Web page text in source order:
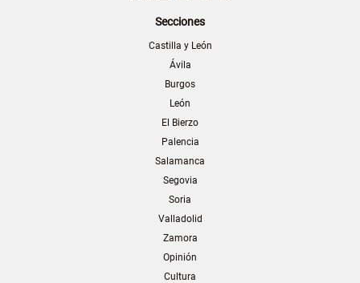
Secciones
Castilla y León
Ávila
Burgos
León
El Bierzo
Palencia
Salamanca
Segovia
Soria
Valladolid
Zamora
Opinión
Cultura